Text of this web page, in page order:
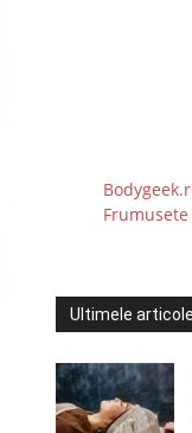
Frumusete
Ultimele articole